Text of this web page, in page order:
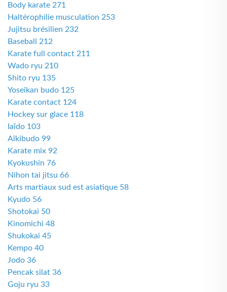
Body karate 271
Haltérophilie musculation 253
Jujitsu brésilien 232
Baseball 212
Karate full contact 211
Wado ryu 210
Shito ryu 135
Yoseikan budo 125
Karate contact 124
Hockey sur glace 118
Iaïdo 103
Aïkibudo 99
Karate mix 92
Kyokushin 76
Nihon tai jitsu 66
Arts martiaux sud est asiatique 58
Kyudo 56
Shotokai 50
Kinomichi 48
Shukokai 45
Kempo 40
Jodo 36
Pencak silat 36
Goju ryu 33